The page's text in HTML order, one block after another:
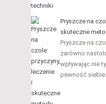
Pryszcze na
skuteczne
Pryszcze na
zarówno
wpływając nie
pewność